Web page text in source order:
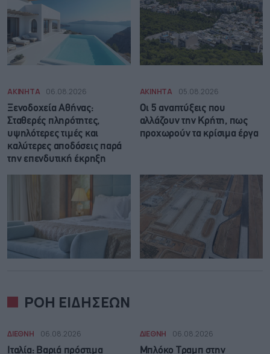
ΑΚΙΝΗΤΑ 06.08.2026
Ξενοδοχεία Αθήνας:
Σταθερές πληρότητες,
υψηλότερες τιμές και
καλύτερες αποδόσεις παρά
την επενδυτική έκρηξη
ΑΚΙΝΗΤΑ 05.08.2026
Οι 5 αναπτύξεις που
αλλάζουν την Κρήτη, πως
προχωρούν τα κρίσιμα έργα
ΡΟΗ ΕΙΔΗΣΕΩΝ
ΔΙΕΘΝΗ 06.08.2026
Ιταλία: Βαριά πρόστιμα
ΔΙΕΘΝΗ 06.08.2026
Μπλόκο Τραμπ στην